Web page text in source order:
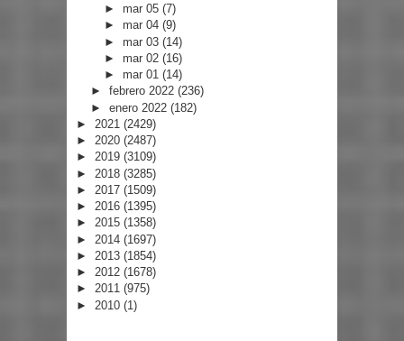
► mar 05(7)
► mar 04(9)
► mar 03(14)
► mar 02(16)
► mar 01(14)
► febrero 2022 (236)
► enero 2022 (182)
► 2021 (2429)
► 2020 (2487)
► 2019 (3109)
► 2018 (3285)
► 2017 (1509)
► 2016 (1395)
► 2015 (1358)
► 2014 (1697)
► 2013 (1854)
► 2012 (1678)
► 2011 (975)
► 2010 (1)